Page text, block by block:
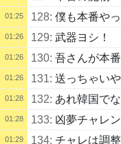
01:25 128: 僕も本番や
01:26 129: 武器ヨシ！
01:26 130: 吾さんが本
01:26 131: 送っちゃい
01:28 132: あれ韓国で
01:28 133: 凶夢チャレ
01:29 134: チャレは調